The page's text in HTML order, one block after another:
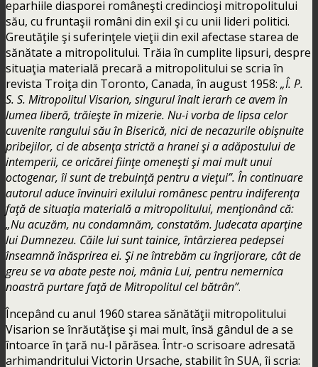
eparhiile diasporei româneşti credincioşi mitropolitului
său, cu fruntaşii români din exil şi cu unii lideri politici.
Greutăţile şi suferinţele vieţii din exil afectase starea de
sănătate a mitropolitului. Trăia în cumplite lipsuri, despre
situaţia materială precară a mitropolitului se scria în
revista Troiţa din Toronto, Canada, în august 1958: „Î. P.
S. S. Mitropolitul Visarion, singurul înalt ierarh ce avem în
lumea liberă, trăieşte în mizerie. Nu-i vorba de lipsa celor
cuvenite rangului său în Biserică, nici de necazurile obişnuite
pribejilor, ci de absenţa strictă a hranei şi a adăpostului de
intemperii, ce oricărei fiinţe omeneşti şi mai mult unui
octogenar, îi sunt de trebuinţă pentru a vieţui”. În continuare
autorul aduce învinuiri exilului românesc pentru indiferenţa
faţă de situaţia materială a mitropolitului, menţionând că:
„Nu acuzăm, nu condamnăm, constatăm. Judecata aparţine
lui Dumnezeu. Căile lui sunt tainice, întârzierea pedepsei
înseamnă înăsprirea ei. Şi ne întrebăm cu îngrijorare, cât de
greu se va abate peste noi, mânia Lui, pentru nemernica
noastră purtare faţă de Mitropolitul cel bătrân”.
Începând cu anul 1960 starea sănătăţii mitropolitului
Visarion se înrăutăţise şi mai mult, însă gândul de a se
întoarce în ţară nu-l părăsea. Într-o scrisoare adresată
arhimandritului Victorin Ursache, stabilit în SUA, îi scria: